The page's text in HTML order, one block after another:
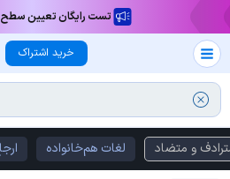
تست رایگان تعیین سطح
خرید اشتراک
و متضاد لغات هم‌خانواده